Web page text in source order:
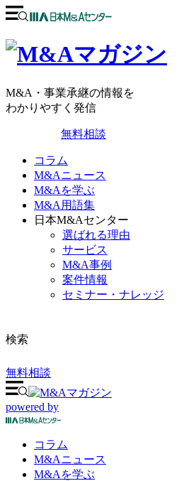
M&A・事業承継の情報を
わかりやすく発信
無料相談
コラム
M&Aニュース
M&Aを学ぶ
M&A用語集
日本M&Aセンター
選ばれる理由
サービス
M&A事例
案件情報
セミナー・ナレッジ
検索
無料相談
powered by
コラム
M&Aニュース
M&Aを学ぶ